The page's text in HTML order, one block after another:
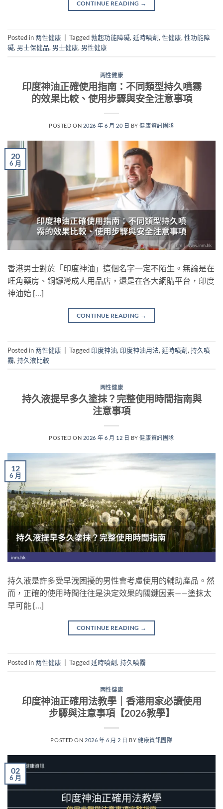
CONTINUE READING →
Posted in两性健康 Tagged勃起功能障礙,延時噴劑,性健康,性功能障
礙, 男士保健品, 男士健康, 男性健康
两性健康
印度神油正確使用指南：不同類型持久噴霧
的效果比較、使用步驟與安全注意事項
POSTED ON 2026 年 6 月 20 日 BY健康資訊團隊
20
6 月
香港男士對於「印度神油」這個名字一定不陌生。無論是在
旺角藥房、銅鑼灣成人用品店，還是在各大網購平台，印度
神油始 […]
CONTINUE READING →
Posted in两性健康 | Tagged 印度神油, 印度神油用法, 延時噴劑, 持久噴
霧, 持久液比較
两性健康
持久液提早多久塗抹？完整使用時間指南與
注意事項
POSTED ON 2026 年 6 月 12 日 BY健康資訊團隊
12
6 月
持久液是許多受早洩困擾的男性會考慮使用的輔助產品。然
而，正確的使用時間往往是決定效果的關鍵因素——塗抹太
早可能 […]
CONTINUE READING →
Posted in两性健康 Tagged延時噴劑, 持久噴霧
两性健康
印度神油正確用法教學｜香港用家必讀使用
步驟與注意事項【2026教學】
POSTED ON 2026 年 6 月 2 日 BY健康資訊團隊
02
6 月